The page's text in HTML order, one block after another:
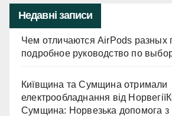
Недавні записи
Чем отличаются AirPods разных
подробное руководство по
Київщина та Сумщина отримали
електрообладнання від
Сумщина: Норвезька допомога з